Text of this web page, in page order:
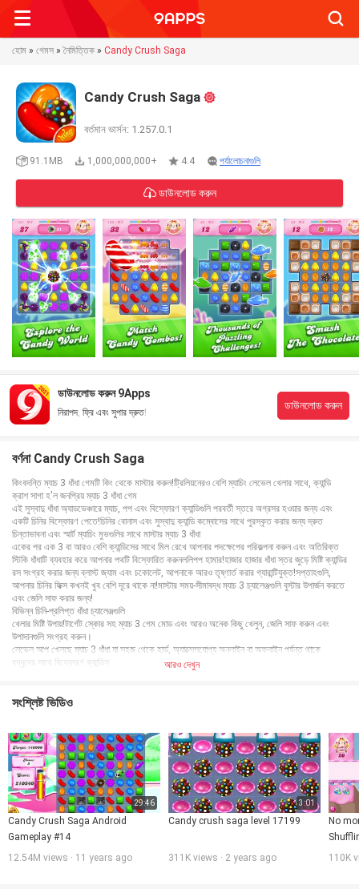
হোম » গেমস »নৈমিত্তিক » Candy Crush Saga
Candy Crush Saga
বর্তমান ভার্সন: 1.257.0.1
91.1MB 1,000,000,000+ 4.4 পর্যালোচনাগুলি
ডাউনলোড করুন
ডাউনলোড করুন 9Apps
নিরাপদ, ফ্রি এবং সুপার দ্রুত!
ডাউনলোড করুন
বর্ণনা Candy Crush Saga
কিংবদন্তি ম্যাচ 3 ধাঁধা গেমটি কিং থেকে মাস্টার করুন!ট্রিলিয়নেরও বেশি ম্যাচিং লেভেল খেলার সাথে, ক্যান্ডি
ক্রাশ সাগা হ'ল জনপ্রিয় ম্যাচ 3 ধাঁধা গেম
এই সুস্বাদু ধাঁধা অ্যাডভেঞ্চারে ম্যাচ, পপ এবং বিস্ফোরণ ক্যান্ডিগুলি পরবর্তী স্তরে অগ্রসর হওয়ার জন্য এবং
একটি চিনির বিস্ফোরণ পেতে!চিনির বোনাস এবং সুস্বাদু ক্যান্ডি কম্বোসের সাথে পুরস্কৃত করার জন্য দ্রুত
চিন্তাভাবনা এবং স্মার্ট ম্যাচিং মুভগুলির সাথে মাস্টার ম্যাচ 3 ধাঁধা
একের পর এক 3 বা আরও বেশি ক্যান্ডিসের সাথে মিল রেখে আপনার পদক্ষেপের পরিকল্পনা করুন এবং অতিরিক্ত
স্টিকি ধাঁধাটি ব্যবহার করে আপনার পথটি বিস্ফোরিত করুনললিপপ হামার!হাজার হাজার ধাঁধা স্তর জুড়ে মিষ্টি ক্যান্ডির
রস সংগ্রহ করার জন্য ব্লাস্ট জ্যাম এবং চকোলেট, আপনাকে আরও তৃষ্ণার্ত করার গ্যারান্টিযুক্ত!সপ্তাহগুলি,
আপনার চিনির ফিক্স কখনই খুব বেশি দূরে থাকে না!মাস্টার সময়-সীমাবদ্ধ ম্যাচ 3 চ্যালেঞ্জগুলি বুস্টার উপার্জন করতে
এবং জেলি সাফ করার জন্য!
বিভিন্ন চিনি-প্রলিপ্ত ধাঁধা চ্যালেঞ্জগুলি
খেলার মিষ্টি উপায়!টার্গেট স্কোর সহ ম্যাচ 3 গেম মোড এবং আরও অনেক কিছু খেলুন, জেলি সাফ করুন এবং
উপাদানগুলি সংগ্রহ করুন।
লেভেল আপ খেলছে ম্যাচ 3 ধাঁধা যা সহজ থেকে হার্ড, অ্যাক্সেসযোগ্য অনলাইন বা অফলাইন পর্যন্ত থাকে
বন্ধুদের সাথে বিস্ফোরণ ক্যান্ডিস
এর চারপাশে মিষ্টি ম্যাচ 3 ধাঁধা গেমটি উপভোগ করুন!
আপনি যদি আরও বেশি ধাঁধা মাস্টার এবং বিস্ফোরণ করতে চান তবে আপনি ক্যান্ডি ক্রাশ সোডা সাগা, ফার্ম হিরোস
ক্যান্ডি ক্রাশ সাগা খেলতে পারেন তবে al চ্ছিকইন-গেম আইটেমগুলির অর্থ প্রদানের প্রয়োজন।আপনি আপনার
ডিভাইসের সেটিংসে অ্যাপ্লিকেশন ক্রয়গুলি অক্ষম করে অর্থ প্রদানের বৈশিষ্ট্যটি বন্ধ করতে পারেন
ক্যান্ডি ক্রাশ সাগা ডাউনলোড করে আপনি আমাদের পরিষেবার শর্তাদি সম্মত হন যা
https://king.com/termsandconditions এ পাওয়া যাবে
আমার ডেটা বিক্রি করবেন না: কিং বিজ্ঞাপনগুলি ব্যক্তিগতকৃত করতে বিজ্ঞাপন অংশীদারদের সাথে আপনার
ব্যক্তিগত তথ্য ভাগ করে দেয়।Https://king.com/privacypolicy এ আরও জানুন।আপনি যদি
আপনার অনুশীলন করতে চান তবে আমার ডেটা রাইটস বিক্রি করবেন না, আপনি ইন-গেম সহায়তা কেন্দ্রের মাধ্যমে
বা https://soporto.king.com/contact এ গিয়ে আমাদের সাথে যোগাযোগ করে এটি করতে পারেন
আরও দেখুন
সংশ্লিষ্ট ভিডিও
29:46
Candy Crush Saga Android
Gameplay #14
12.54M views · 11 years ago
3:01
Candy crush saga level 17199
311K views · 2 years ago
No
110K